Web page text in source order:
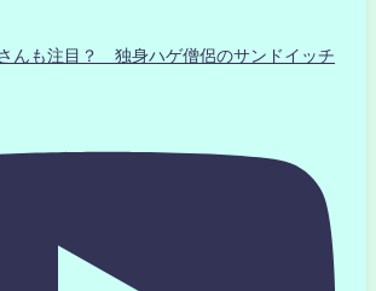
んも注目？ 独身ハゲ僧侶のサンドイッチ